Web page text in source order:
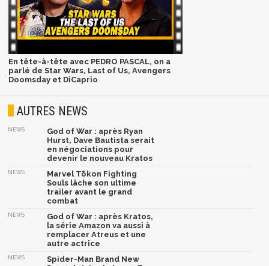
En tête-à-tête avec PEDRO PASCAL, on a
parlé de Star Wars, Last of Us, Avengers
Doomsday et DiCaprio
AUTRES NEWS
NEWS
God of War : après Ryan
Hurst, Dave Bautista serait
en négociations pour
devenir le nouveau Kratos
NEWS
Marvel Tōkon Fighting
Souls lâche son ultime
trailer avant le grand
combat
NEWS
God of War : après Kratos,
la série Amazon va aussi à
remplacer Atreus et une
autre actrice
NEWS
Spider-Man Brand New